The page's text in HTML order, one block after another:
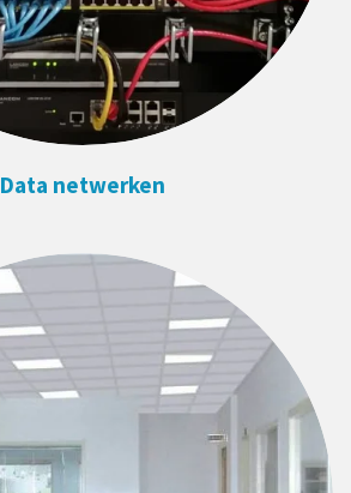
Data netwerken